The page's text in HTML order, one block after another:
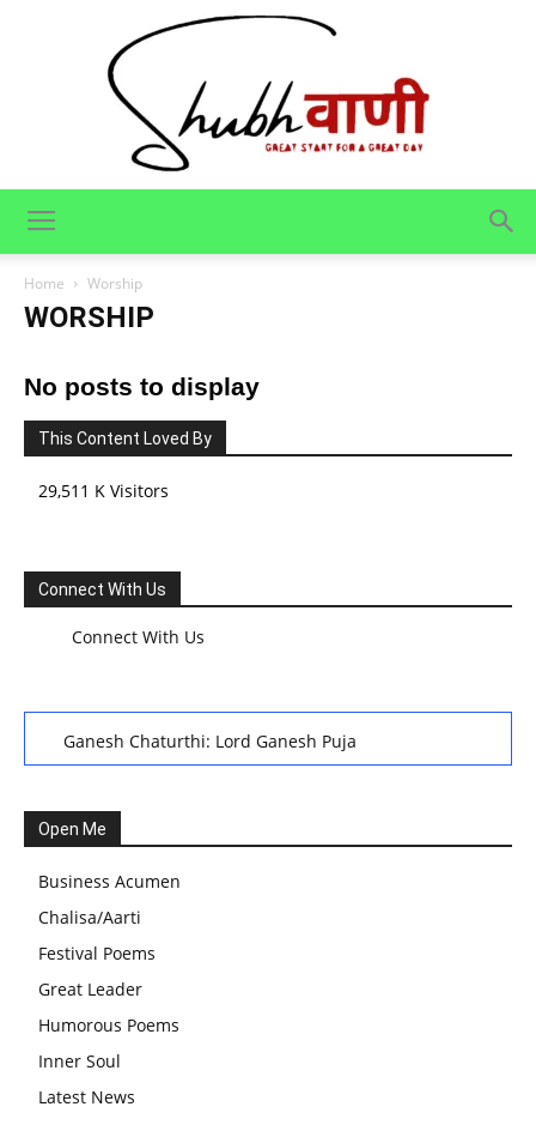
Home Worship
WORSHIP
No posts to display
This Content Loved By
29,511 K Visitors
Connect With Us
Connect With Us
Ganesh Chaturthi: Lord Ganesh Puja
Festival: A Celebration of Tradition and Womanhood
स्वामी अवधेशानंद जी गिरि के जीवन सूत्र:किन चीजों के कारण लोग अशांत
और असंतुलित रहते हैं?
आज का जीवन मंत्र:महिलाएं पुरुषों से श्रेष्ठ होती हैं, हमेशा उनका सम्मान
करना चाहिए और उन्हें पूजनीय दृष्टि से देखना चाहिए
वट सावित्री पूजा विधि और कथा:इस व्रत में सौलह श्रृंगार से सजती हैं
महिलाएं, करती हैं देवी सावित्री और बरगद की पूजा
CBSE 12वीं परीक्षा रद्द होने का असर:बच्चों को अब फोकस कॉम्पिटिटिव
एग्जाम पर करना चाहिए, तनाव लेने की जरूरत नहीं
Open Me
Business Acumen
Chalisa/Aarti
Festival Poems
Great Leader
Humorous Poems
Inner Soul
Latest News